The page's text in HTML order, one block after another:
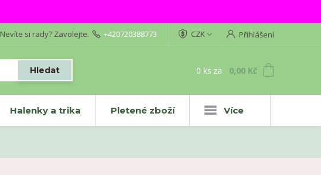
CZK Přihlášení
Hledat
Nevíte si rady? Zavolejte. +420720388773
0 ks za 0,00 Kč
Halenky a trika Pletené zboží Více